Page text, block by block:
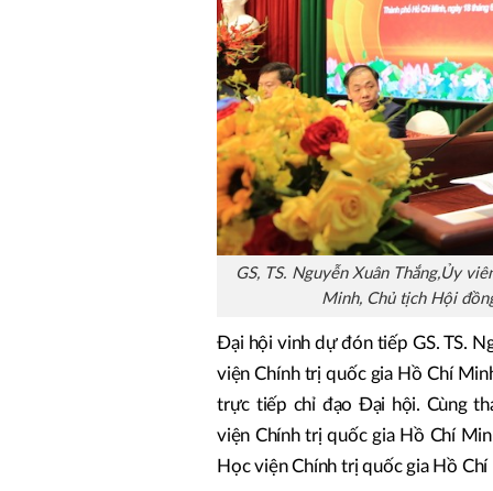
GS, TS. Nguyễn Xuân Thắng,Ủy
Minh, Chủ tịch Hội
Đại hội vinh dự đón tiếp GS. TS.
viện Chính trị quốc gia Hồ Chí
trực tiếp chỉ đạo Đại hội. Cùng
viện Chính trị quốc gia Hồ Chí
Học viện Chính trị quốc gia Hồ Chí